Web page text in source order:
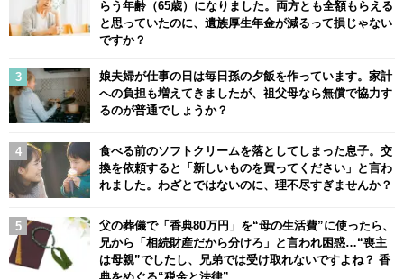
らう年齢（65歳）になりました。両方とも全額もらえる
と思っていたのに、遺族厚生年金が減るって損じゃない
ですか？
娘夫婦が仕事の日は毎日孫の夕飯を作っています。家計
への負担も増えてきましたが、祖父母なら無償で協力す
るのが普通でしょうか？
食べる前のソフトクリームを落としてしまった息子。交
換を依頼すると「新しいものを買ってください」と言わ
れました。わざとではないのに、理不尽すぎませんか？
父の葬儀で「香典80万円」を“母の生活費”に使ったら、
兄から「相続財産だから分けろ」と言われ困惑…“喪主
は母親”でしたし、兄弟では受け取れないですよね？ 香
典をめぐる“税金と法律”